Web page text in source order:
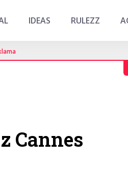
IDEAS RULEZZ
Cannes